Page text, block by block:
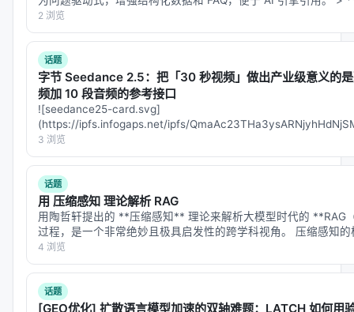
无检索 LLM、商业搜索 API；
消融：验证各模块（检索步数、重排深度、训练数
据规模）对最终质量的贡献。
具体数值结果需以原文表格为准；本报告基于摘要与
公开元数据归纳实验设计逻辑，建议在引用定量结论
时核对 PDF 原文。
主要结论与洞察
对 Search / Rec / Personalization 领域的启示： 1.
架构：级联检索+重排+生成仍为主流，但 agentic 范
式正将“检索次数与策略”本身作为可学习对象； 2.数
据：高质量指令数据与点击/会话日志同样关键，合成
数据需防知识泄漏与分布偏移； 3.评测：离线指标与
在线满意度差距拉大，LLM-as-judge 需与人工评估交
「…
2 浏览
话题
字节 Seedance 2.5：把「30 秒视频」做出产业级意义的
频加 10 段音频的参考接口
![seedance25-card.svg]
(https://ipfs.infogaps.net/ipfs/
filename=seedance2…
3 浏览
话题
用 压缩感知 理论解析 RAG
用陶哲轩提出的 **压缩感知** 理论来解析大模型时代的 **RAG
过程，是一个非常绝妙且极具启发性的跨学科视角。 压缩感知
在某个域是“稀疏”的，那么我们可以用远低于奈奎斯特-香农…
4 浏览
话题
[GEO优化] 扩散语言模型加速的双轴难题：LATCH 如何用